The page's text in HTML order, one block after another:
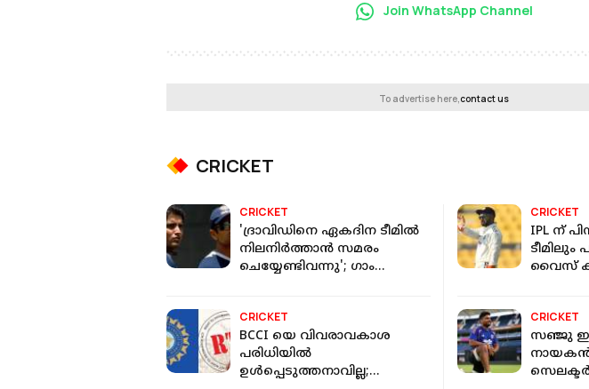
Join WhatsApp Channel
To advertise here,contact us
CRICKET
CRICKET
'ദ്രാവിഡിനെ ഏകദിന ടീമിൽ
നിലനിർത്താൻ സമരം
ചെയ്യേണ്ടിവന്നു'; ഗാം​
CRICKET
IPL ന്
ടീമിലും
വൈസ്
CRICKET
BCCI യെ വിവരാവകാശ
പരിധിയിൽ
ഉൾപ്പെടുത്തനാവില്ല;
CRICKET
സഞ്ജു